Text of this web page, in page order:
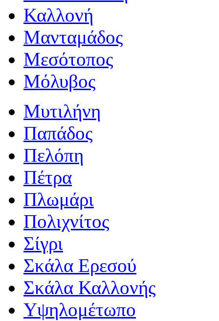
Καλλονή
Μανταμάδος
Μεσότοπος
Μόλυβος
Μυτιλήνη
Παπάδος
Πελόπη
Πέτρα
Πλωμάρι
Πολιχνίτος
Σίγρι
Σκάλα Ερεσού
Σκάλα Καλλονής
Υψηλομέτωπο